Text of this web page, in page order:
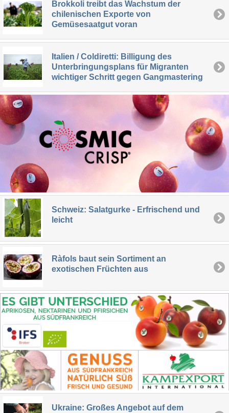
Brokkoli treibt das Wachstum der
chilenischen Exporte von
Gemüsesaatgut voran
Italien / Coldiretti: Billigung des
Unterbringungsplans für Migranten
wichtiger Schritt gegen Gangmastering
Schweiz: Salatgurke - Erfrischend und
leicht
Ràfols baut sein Sortiment an
exotischen Früchten aus
Ukraine: Großes Angebot auf dem